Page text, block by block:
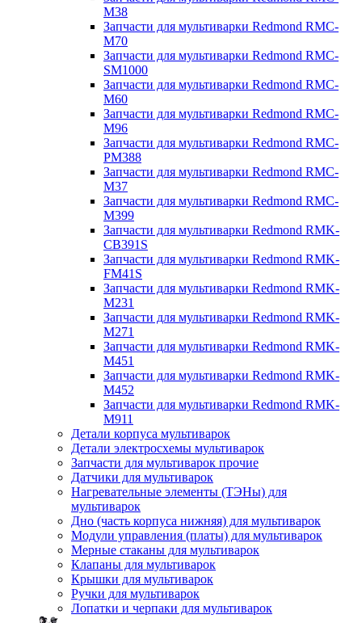
M38
Запчасти для мультиварки Redmond RMC-
M70
Запчасти для мультиварки Redmond RMC-
SM1000
Запчасти для мультиварки Redmond RMC-
M60
Запчасти для мультиварки Redmond RMC-
M96
Запчасти для мультиварки Redmond RMC-
PM388
Запчасти для мультиварки Redmond RMC-
M37
Запчасти для мультиварки Redmond RMC-
M399
Запчасти для мультиварки Redmond RMK-
CB391S
Запчасти для мультиварки Redmond RMK-
FM41S
Запчасти для мультиварки Redmond RMK-
M231
Запчасти для мультиварки Redmond RMK-
M271
Запчасти для мультиварки Redmond RMK-
M451
Запчасти для мультиварки Redmond RMK-
M452
Запчасти для мультиварки Redmond RMK-
M911
Детали корпуса мультиварок
Детали электросхемы мультиварок
Запчасти для мультиварок прочие
Датчики для мультиварок
Нагревательные элементы (ТЭНы) для
мультиварок
Дно (часть корпуса нижняя) для мультиварок
Модули управления (платы) для мультиварок
Мерные стаканы для мультиварок
Клапаны для мультиварок
Крышки для мультиварок
Ручки для мультиварок
Лопатки и черпаки для мультиварок